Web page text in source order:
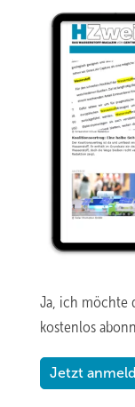
Ja, ich möchte
kostenlos
Jetzt